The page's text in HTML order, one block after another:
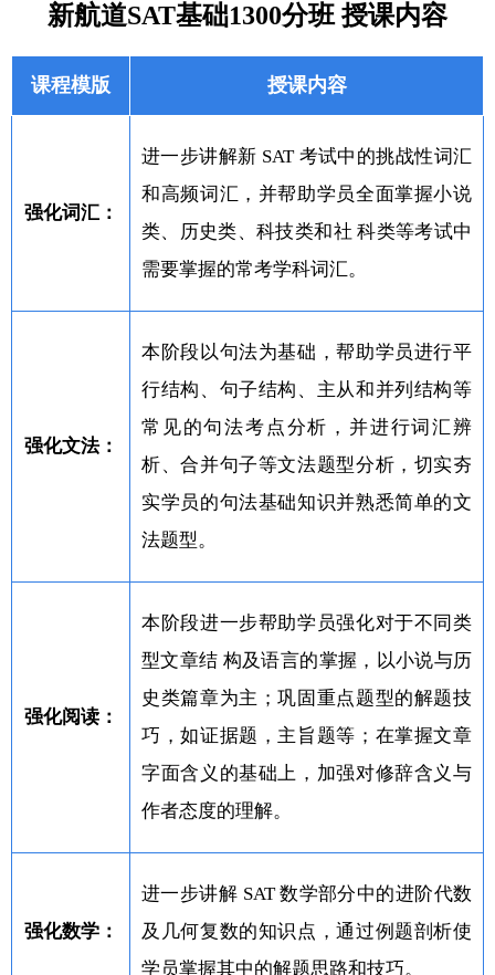
新航道SAT基础1300分班 授课内容
课程模版 授课内容
强化词汇：
进一步讲解新 SAT 考试中的挑战性词汇
和高频词汇，并帮助学员全面掌握小说
类、历史类、科技类和社 科类等考试中
需要掌握的常考学科词汇。
强化文法：
本阶段以句法为基础，帮助学员进行平
行结构、句子结构、主从和并列结构等
常见的句法考点分析，并进行词汇辨
析、合并句子等文法题型分析，切实夯
实学员的句法基础知识并熟悉简单的文
法题型。
强化阅读：
本阶段进一步帮助学员强化对于不同类
型文章结 构及语言的掌握，以小说与历
史类篇章为主；巩固重点题型的解题技
巧，如证据题，主旨题等；在掌握文章
字面含义的基础上，加强对修辞含义与
作者态度的理解。
强化数学：
进一步讲解 SAT 数学部分中的进阶代数
及几何复数的知识点，通过例题剖析使
学员掌握其中的解题思路和技巧。